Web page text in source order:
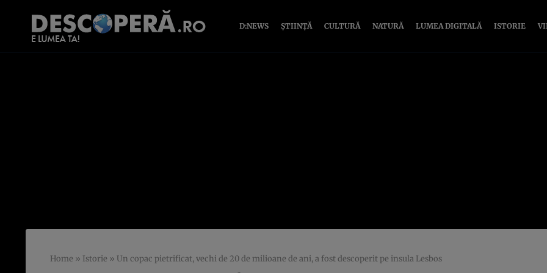
D:NEWS ȘTIINȚĂ CULTURĂ NATURĂ LUMEA DIGITALĂ ISTORIE
Home » Istorie » Un copac pietrificat, vechi de 20 de milioane de ani, a fost descoperit pe insula Lesbos